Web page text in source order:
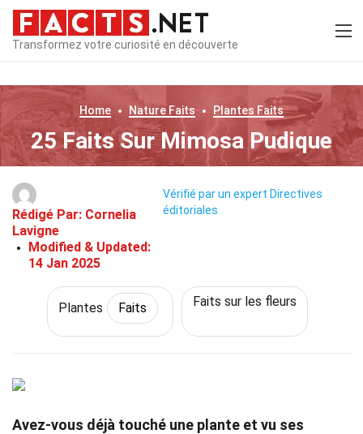
Transformez votre curiosité en découverte
Home Nature Faits Plantes Faits
25 Faits Sur Mimosa Pudique
Rédigé Par: Cornelia
Lavigne
Modified & Updated:
14 Jan 2025
Vérifié par un expert Directives
éditoriales
Plantes Faits Faits sur les fleurs
Avez-vous déjà touché une plante et vu ses